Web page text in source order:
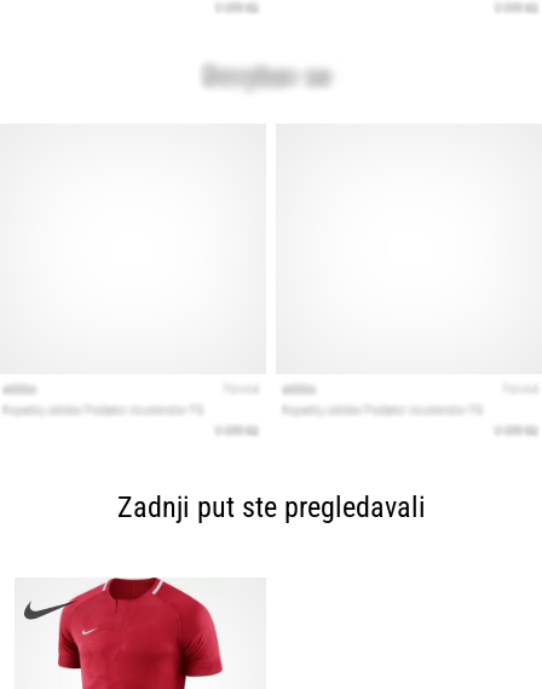
Zadnji put ste pregledavali